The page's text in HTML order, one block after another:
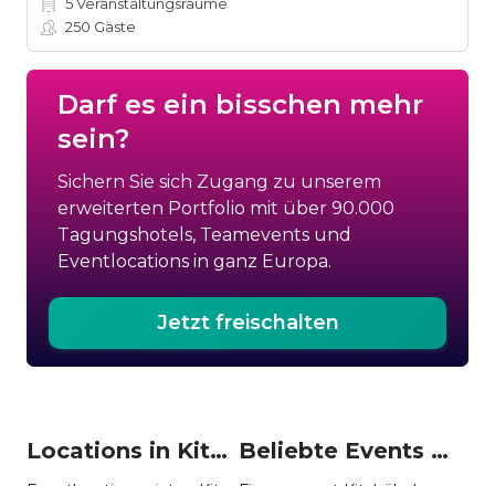
250 Gäste
Darf es ein bisschen mehr
sein?
Sichern Sie sich Zugang zu unserem
erweiterten Portfolio mit über 90.000
Tagungshotels, Teamevents und
Eventlocations in ganz Europa.
Jetzt freischalten
Locations in Kitzbühel mieten Beliebte Events in Kitzbühel